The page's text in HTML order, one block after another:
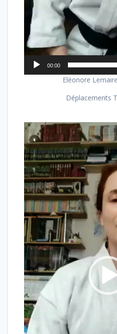
00:00
Eléonore
Déplacements
Lecteur
vidéo